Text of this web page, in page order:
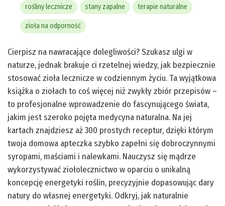
rośliny lecznicze stany zapalne terapie naturalne
zioła na odporność
Cierpisz na nawracające dolegliwości? Szukasz ulgi w
naturze, jednak brakuje ci rzetelnej wiedzy, jak bezpiecznie
stosować zioła lecznicze w codziennym życiu. Ta wyjątkowa
książka o ziołach to coś więcej niż zwykły zbiór przepisów –
to profesjonalne wprowadzenie do fascynującego świata,
jakim jest szeroko pojęta medycyna naturalna. Na jej
kartach znajdziesz aż 300 prostych receptur, dzięki którym
twoja domowa apteczka szybko zapełni się dobroczynnymi
syropami, maściami i nalewkami. Nauczysz się mądrze
wykorzystywać ziołolecznictwo w oparciu o unikalną
koncepcję energetyki roślin, precyzyjnie dopasowując dary
natury do własnej energetyki. Odkryj, jak naturalnie